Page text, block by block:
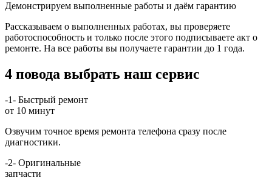
Демонстрируем выполненные работы и даём гарантию
Рассказываем о выполненных работах, вы проверяете
работоспособность и только после этого подписываете акт о
ремонте. На все работы вы получаете гарантии до 1 года.
4 повода выбрать наш сервис
-1- Быстрый ремонт
от 10 минут
Озвучим точное время ремонта телефона сразу после
диагностики.
-2- Оригинальные
запчасти